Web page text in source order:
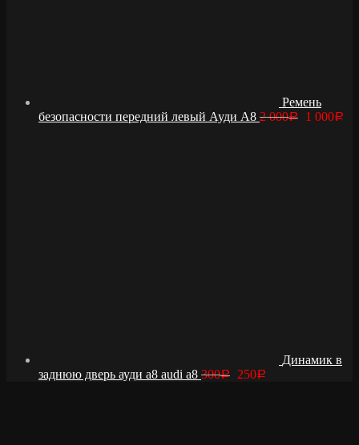
Ремень
безопасности передний левый Ауди А8 2 000Р 1 000Р
Динамик в
заднюю дверь ауди а8 audi a8 300Р 250Р